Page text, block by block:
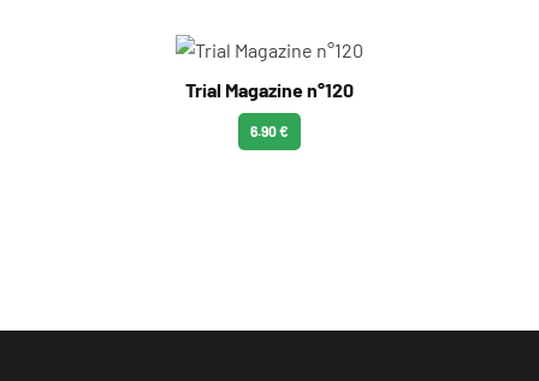
Trial Magazine n°120
6.90 €